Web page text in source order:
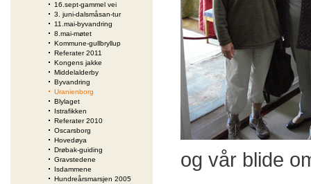
16.sept-gammel vei
3. juni-dalsmåsan-tur
11.mai-byvandring
8.mai-møtet
Kommune-gullbryllup
Referater 2011
Kongens jakke
Middelalderby
Byvandring
Uranienborg
Blylaget
Istrafikken
Referater 2010
Oscarsborg
Hovedøya
Drøbak-guiding
Gravstedene
Isdammene
Hundreårsmarsjen 2005
og vår blide